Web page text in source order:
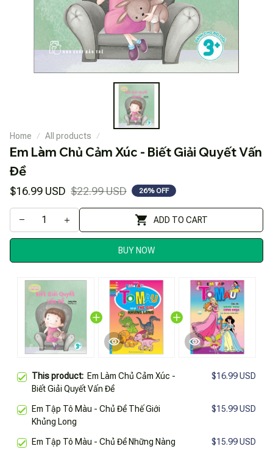
Home All products
Em Làm Chủ Cảm Xúc - Biết Giải Quyết Vấn
Đề
$16.99 USD $22.99 USD 26% OFF
ADD TO CART
BUY NOW
This product: Em Làm Chủ Cảm Xúc -
Biết Giải Quyết Vấn Đề
$16.99 USD
Em Tập Tô Màu - Chủ Đề Thế Giới
Khủng Long
$15.99 USD
Em Tập Tô Màu - Chủ Đề Những Nàng
$15.99 USD